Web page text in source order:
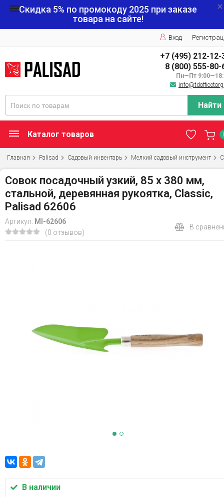
Скидка 5% по промокоду 2025 при заказе
товара на сайте!
Вход
+7 (495) 212-12-
8 (800) 555-80-
Пн—Пт
Найти
Каталог товаров
Главная Palisad Садовый инвентарь Мелкий садовый инструмент
Совок посадочный узкий, 85 х 380 мм,
стальной, деревянная рукоятка, Classic,
Palisad 62606
Артикул: MI-62606
(0 отзывов)
В
В наличии